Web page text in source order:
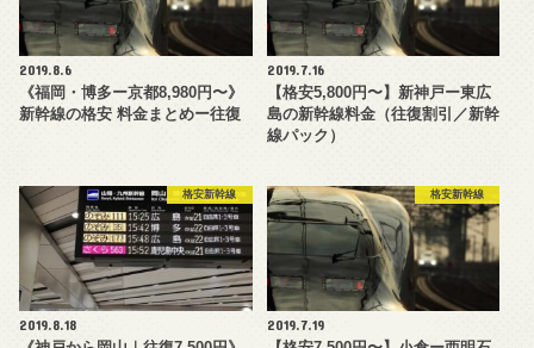
2019.8.6
《福岡・博多ー京都8,980円〜》
新幹線の格安 料金まとめー往復
2019.7.16
【格安5,800円〜】新神戸ー東広
島の新幹線料金（往復割引／新幹
線パック）
格安新幹線
2019.8.18
格安新幹線
2019.7.19